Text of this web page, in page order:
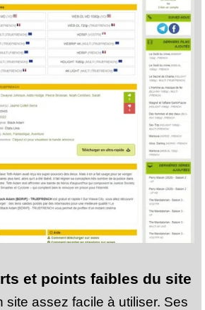
et points faibles du site
site assez facile à utiliser. Ses